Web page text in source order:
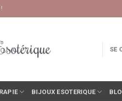
SE
BIJOUX ESOTERIQUE